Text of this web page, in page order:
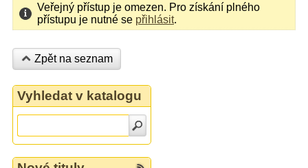
Veřejný přístup je omezen. Pro získání plného
přístupu je nutné se přihlásit.
Zpět na seznam
Vyhledat v katalogu